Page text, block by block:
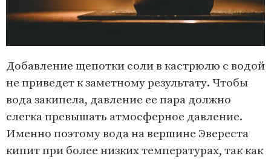
Добавление щепотки соли в кастрюлю с водой
не приведет к заметному результату. Чтобы
вода закипела, давление ее пара должно
слегка превышать атмосферное давление.
Именно поэтому вода на вершине Эвереста
кипит при более низких температурах, так как